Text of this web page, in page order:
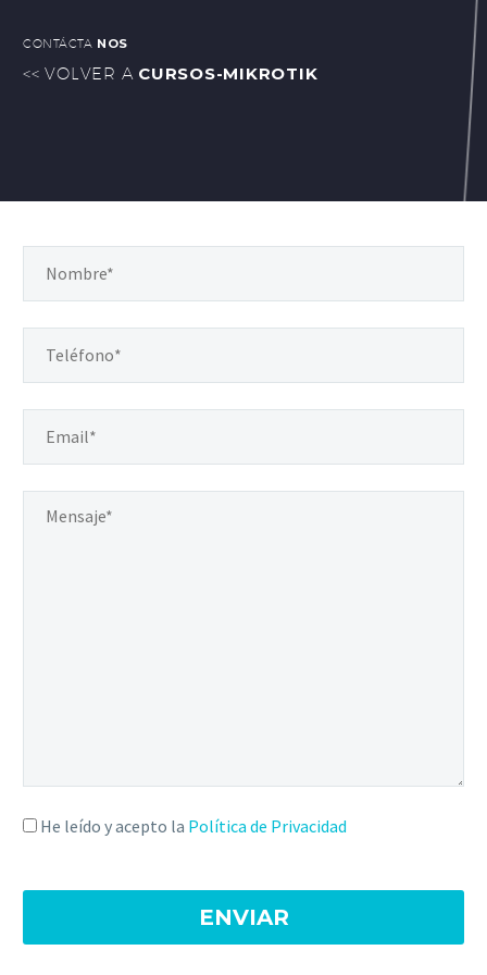
CONTÁCTA NOS
<< VOLVER ACURSOS-MIKROTIK
He leído y acepto la Política de Privacidad